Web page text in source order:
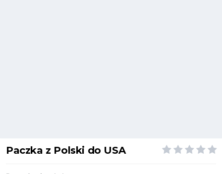
Paczka z Polski do USA